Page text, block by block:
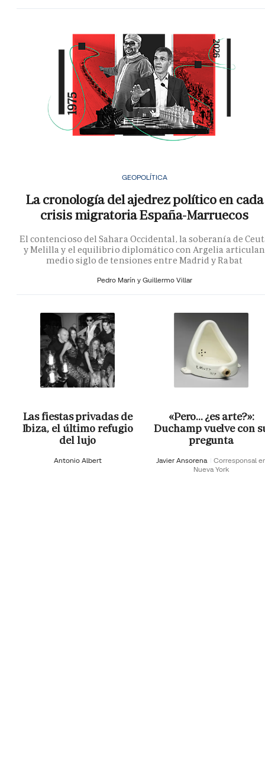
GEOPOLÍTICA
La cronología del ajedrez político en cada
crisis migratoria España-Marruecos
El contencioso del Sahara Occidental, la soberanía de
y Melilla y el equilibrio diplomático con Argelia articulan
medio siglo de tensiones entre Madrid y Rabat
Pedro Marín y Guillermo Villar
Las fiestas privadas de
Ibiza, el último refugio
del lujo
Antonio Albert
«Pero… ¿es arte?»:
Duchamp vuelve con
pregunta
Javier Ansorena
Corresponsal
Nueva York